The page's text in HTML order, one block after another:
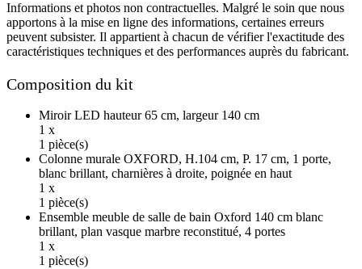
Informations et photos non contractuelles. Malgré le soin que nous
apportons à la mise en ligne des informations, certaines erreurs
peuvent subsister. Il appartient à chacun de vérifier l'exactitude des
caractéristiques techniques et des performances auprès du fabricant.
Composition du kit
Miroir LED hauteur 65 cm, largeur 140 cm
1 x
1 pièce(s)
Colonne murale OXFORD, H.104 cm, P. 17 cm, 1 porte,
blanc brillant, charnières à droite, poignée en haut
1 x
1 pièce(s)
Ensemble meuble de salle de bain Oxford 140 cm blanc
brillant, plan vasque marbre reconstitué, 4 portes
1 x
1 pièce(s)